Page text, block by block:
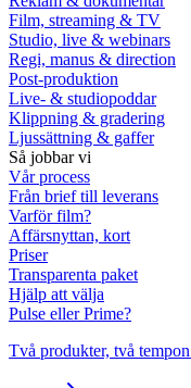
Film, streaming & TV
Studio, live & webinars
Regi, manus & direction
Post-produktion
Live- & studiopoddar
Klippning & gradering
Ljussättning & gaffer
Så jobbar vi
Vår process
Från brief till leverans
Varför film?
Affärsnyttan, kort
Priser
Transparenta paket
Hjälp att välja
Pulse eller Prime?
Två produkter, två